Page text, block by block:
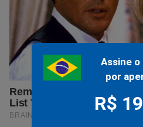
Assine o
por
R$